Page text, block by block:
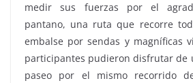
medir sus fuerzas por el
pantano, una ruta que recorre
embalse por sendas y magníficas
participantes pudieron disfrutar de
paseo por el mismo recorrido